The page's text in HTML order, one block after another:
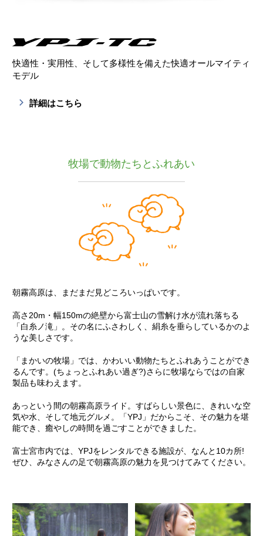
快適性・実用性、そして多様性を備えた快適オールマイティ
モデル
詳細はこちら
牧場で動物たちとふれあい
朝霧高原は、まだまだ見どころいっぱいです。
高さ20m・幅150mの絶壁から富士山の雪解け水が流れ落ちる
「白糸ノ滝」。その名にふさわしく、絹糸を垂らしているかのよ
うな美しさです。
「まかいの牧場」では、かわいい動物たちとふれあうことができ
るんです。(ちょっとふれあい過ぎ?)さらに牧場ならではの自家
製品も味わえます。
あっという間の朝霧高原ライド。すばらしい景色に、きれいな空
気や水、そして地元グルメ。「YPJ」だからこそ、その魅力を堪
能でき、癒やしの時間を過ごすことができました。
富士宮市内では、YPJをレンタルできる施設が、なんと10カ所!
ぜひ、みなさんの足で朝霧高原の魅力を見つけてみてください。